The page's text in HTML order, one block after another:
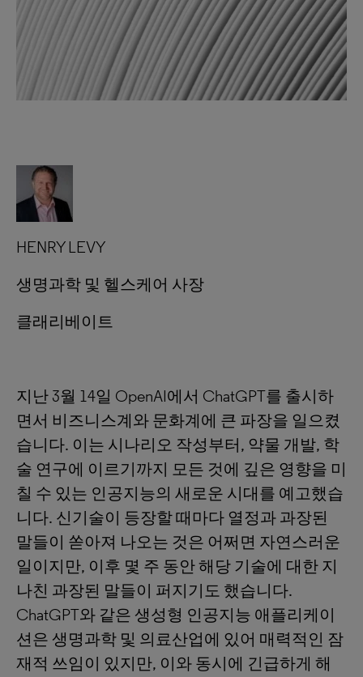
HENRY LEVY
생명과학 및 헬스케어 사장
클래리베이트
지난 3월 14일 OpenAI에서 ChatGPT를 출시하
면서 비즈니스계와 문화계에 큰 파장을 일으켰
습니다. 이는 시나리오 작성부터, 약물 개발, 학
술 연구에 이르기까지 모든 것에 깊은 영향을 미
칠 수 있는 인공지능의 새로운 시대를 예고했습
니다. 신기술이 등장할 때마다 열정과 과장된
말들이 쏟아져 나오는 것은 어쩌면 자연스러운
일이지만, 이후 몇 주 동안 해당 기술에 대한 지
나친 과장된 말들이 퍼지기도 했습니다.
ChatGPT와 같은 생성형 인공지능 애플리케이
션은 생명과학 및 의료산업에 있어 매력적인 잠
재적 쓰임이 있지만, 이와 동시에 긴급하게 해